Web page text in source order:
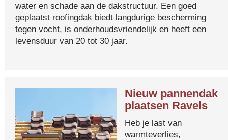
water en schade aan de dakstructuur. Een goed
geplaatst roofingdak biedt langdurige bescherming
tegen vocht, is onderhoudsvriendelijk en heeft een
levensduur van 20 tot 30 jaar.
Nieuw pannendak
plaatsen Ravels
Heb je last van
warmteverlies,